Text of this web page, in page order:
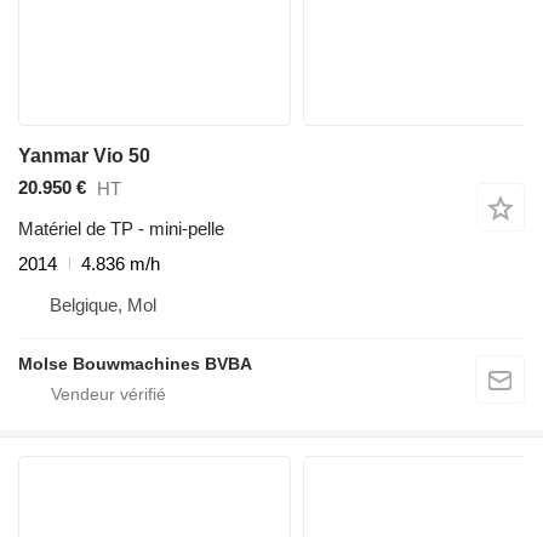
Yanmar Vio 50
20.950 € HT
Matériel de TP - mini-pelle
2014
4.836 m/h
Belgique, Mol
Molse Bouwmachines BVBA